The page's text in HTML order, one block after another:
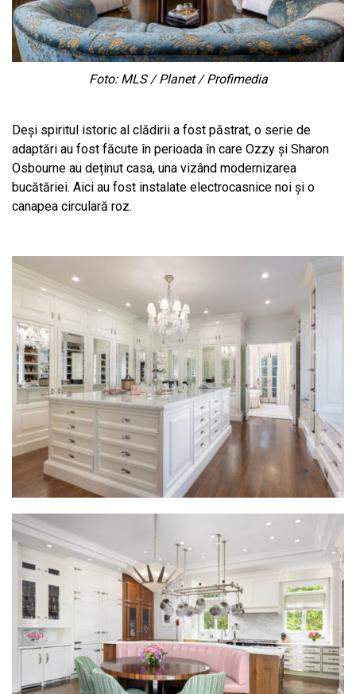
Foto: MLS / Planet / Profimedia
Deși spiritul istoric al clădirii a fost păstrat, o serie de
adaptări au fost făcute în perioada în care Ozzy și Sharon
Osbourne au deținut casa, una vizând modernizarea
bucătăriei. Aici au fost instalate electrocasnice noi și o
canapea circulară roz.